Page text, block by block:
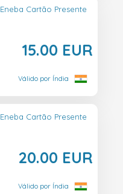
Eneba Cartão Presente
15.00 EUR
Válido por Índia
Eneba Cartão Presente
20.00 EUR
Válido por Índia